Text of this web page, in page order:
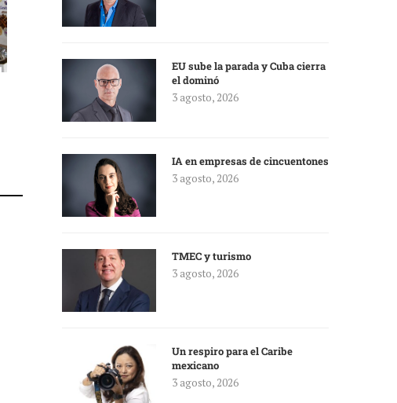
EU sube la parada y Cuba cierra
el dominó
3 agosto, 2026
IA en empresas de cincuentones
3 agosto, 2026
TMEC y turismo
3 agosto, 2026
Un respiro para el Caribe
mexicano
3 agosto, 2026